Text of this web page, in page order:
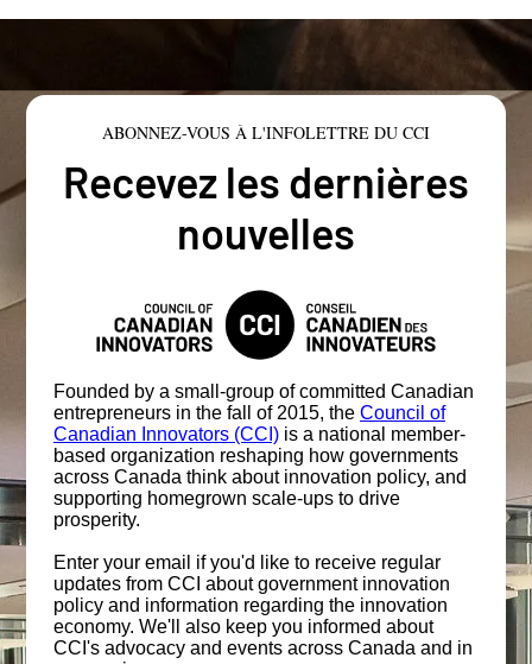
ABONNEZ-VOUS À L'INFOLETTRE DU CCI
Recevez les dernières
nouvelles